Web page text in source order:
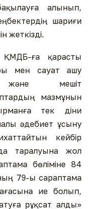
алынып,
шариғи
жеткізді.
ҚМДБ-ға қарасты
мен сауат ашу
және мешіт
мазмұнын
тек діни
әдебиет ұсыну
кейбір
таралуына жол
бөліміне 84
79-ы сараптама
ие болып,
рұқсат алды»